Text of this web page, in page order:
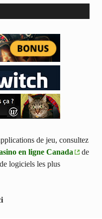
de jeu, consultez
en ligne Canada
de
logiciels les plus